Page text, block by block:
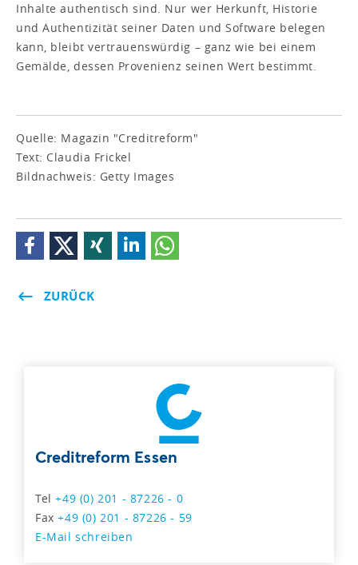
Inhalte authentisch sind. Nur wer Herkunft, Historie
und Authentizität seiner Daten und Software belegen
kann, bleibt vertrauenswürdig – ganz wie bei einem
Gemälde, dessen Provenienz seinen Wert bestimmt.
Quelle: Magazin "Creditreform"
Text: Claudia Frickel
Bildnachweis: Getty Images
ZURÜCK
Creditreform Essen
Tel+49 (0) 201 - 87226 - 0
Fax+49 (0) 201 - 87226 - 59
E-Mail schreiben